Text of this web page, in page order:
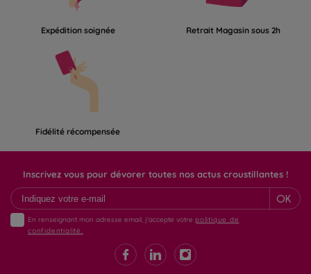
Expédition soignée Retrait Magasin sous 2h
Fidélité récompensée
Inscrivez vous pour dévorer toutes nos actus croustillantes !
OK
En renseignant mon adresse email, j'accepte votre politique de
confidentialité.